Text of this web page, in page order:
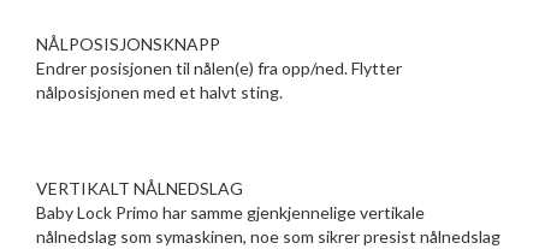
NÅLPOSISJONSKNAPP
Endrer posisjonen til nålen(e) fra opp/ned. Flytter
nålposisjonen med et halvt sting.
VERTIKALT NÅLNEDSLAG
Baby Lock Primo har samme gjenkjennelige vertikale
nålnedslag som symaskinen, noe som sikrer presist nålnedslag